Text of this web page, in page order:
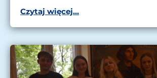
Czytaj więcej...